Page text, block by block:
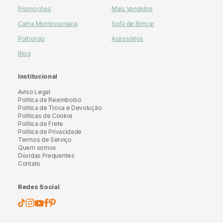
Promoções
Mais Vendidos
Cama Montessoriana
Sofá de Brincar
Poltronas
Acessórios
Blog
Institucional
Aviso Legal
Politica de Reembolso
Politica de Troca e Devolução
Políticas de Cookie
Política de Frete
Política de Privacidade
Termos de Serviço
Quem somos
Dúvidas Frequentes
Contato
Redes Social